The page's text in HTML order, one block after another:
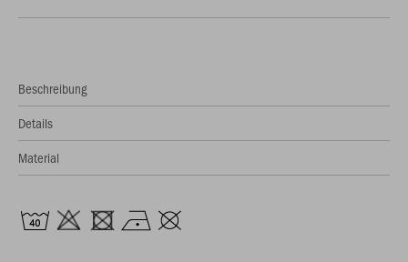
Beschreibung
Details
Material